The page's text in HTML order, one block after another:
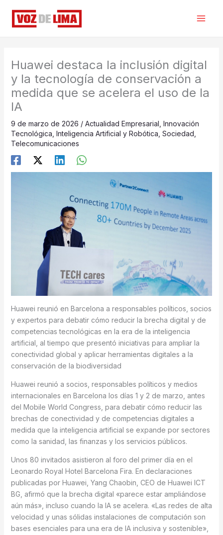
contenido
Huawei destaca la inclusión digital
y la tecnología de conservación a
medida que se acelera el uso de la
IA
9 de marzo de 2026 / Actualidad Empresarial Innovación
Tecnológica Inteligencia Artificial y Robótica Sociedad
Telecomunicaciones
Huawei reunió en Barcelona a responsables políticos, socios
y expertos para debatir cómo reducir la brecha digital y de
competencias tecnológicas en la era de la inteligencia
artificial, al tiempo que presentó iniciativas para ampliar la
conectividad global y aplicar herramientas digitales a la
conservación de la biodiversidad
Huawei reunió a socios, responsables políticos y medios
internacionales en Barcelona los días 1 y 2 de marzo, antes
del Mobile World Congress, para debatir cómo reducir las
brechas de conectividad y de competencias digitales a
medida que la inteligencia artificial se expande por sectores
como la sanidad, las finanzas y los servicios públicos.
Unos 80 invitados asistieron al foro del primer día en el
Leonardo Royal Hotel Barcelona Fira. En declaraciones
publicadas por Huawei, Yang Chaobin, CEO de Huawei ICT
BG, afirmó que la brecha digital «parece estar ampliándose
aún más», incluso cuando la IA se acelera. «Las redes de alta
velocidad y unas sólidas instalaciones de computación son
bases esenciales para una era de IA inclusiva y sostenible»,